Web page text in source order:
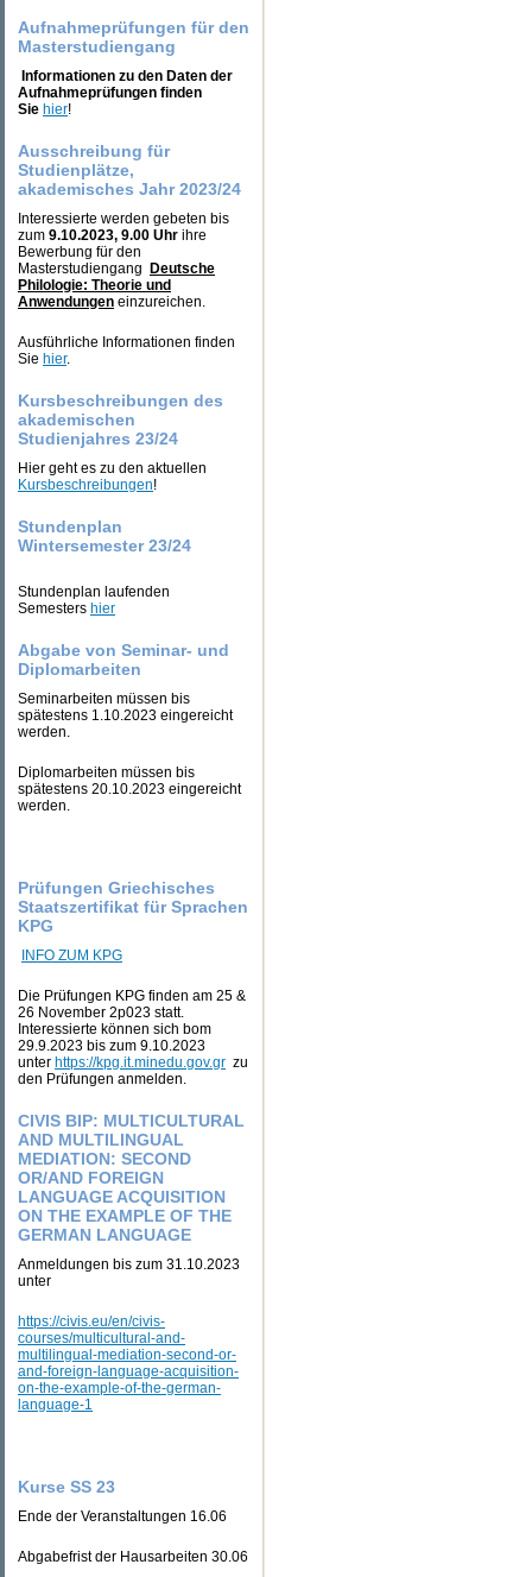
Aufnahmeprüfungen für den
Masterstudiengang
Informationen zu den Daten der
Aufnahmeprüfungen finden
Sie hier!
Ausschreibung für
Studienplätze,
akademisches Jahr 2023/24
Interessierte werden gebeten bis
zum 9.10.2023, 9.00 Uhr ihre
Bewerbung für den
Masterstudiengang
Deutsche
Philologie: Theorie und
Anwendungen einzureichen.
Ausführliche Informationen finden
Sie hier.
Kursbeschreibungen des
akademischen
Studienjahres 23/24
Hier geht es zu den aktuellen
Kursbeschreibungen!
Stundenplan
Wintersemester 23/24
Stundenplan laufenden
Semesters hier
Abgabe von Seminar- und
Diplomarbeiten
Seminarbeiten müssen bis
spätestens 1.10.2023 eingereicht
werden.
Diplomarbeiten müssen bis
spätestens 20.10.2023 eingereicht
werden.
Prüfungen Griechisches
Staatszertifikat für Sprachen
KPG
INFO ZUM KPG
Die Prüfungen KPG finden am 25 &
26 November 2p023 statt.
Interessierte können sich bom
29.9.2023 bis zum 9.10.2023
unter https://kpg.it.minedu.gov.gr zu
den Prüfungen anmelden.
CIVIS BIP: MULTICULTURAL
AND MULTILINGUAL
MEDIATION: SECOND
OR/AND FOREIGN
LANGUAGE ACQUISITION
ON THE EXAMPLE OF THE
GERMAN LANGUAGE
Anmeldungen bis zum 31.10.2023
unter
https://civis.eu/en/civis-
courses/multicultural-and-
multilingual-mediation-second-or-
and-foreign-language-acquisition-
on-the-example-of-the-german-
language-1
Kurse SS 23
Ende der Veranstaltungen 16.06
Abgabefrist der Hausarbeiten 30.06